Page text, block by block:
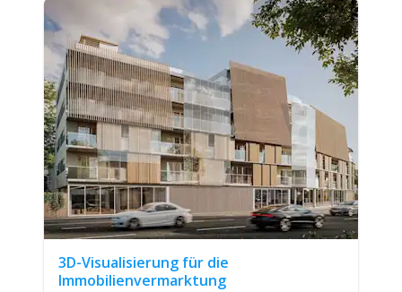
3D-Visualisierung für die
Immobilienvermarktung